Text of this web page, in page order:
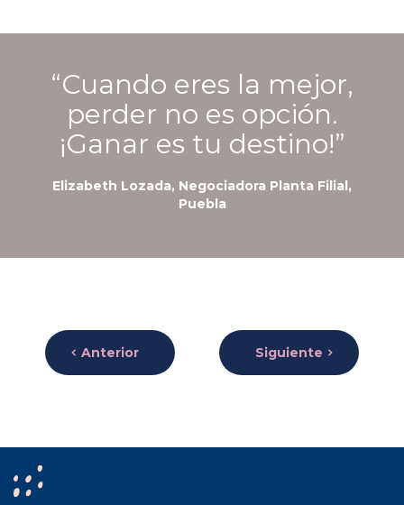
“Cuando eres la mejor,
perder no es opción.
¡Ganar es tu destino!”
Elizabeth Lozada, Negociadora Planta Filial,
Puebla
Anterior Siguiente